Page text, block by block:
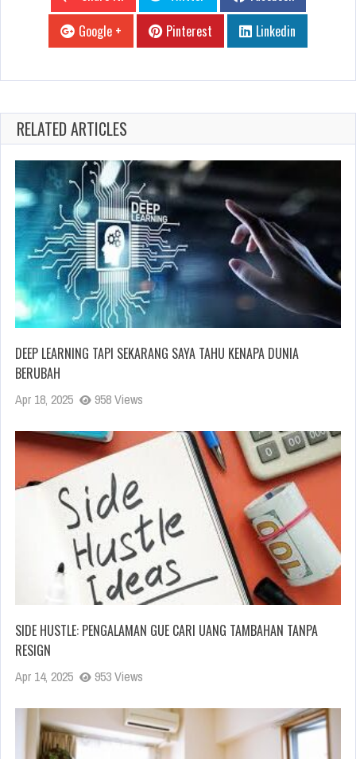
Google +
Pinterest Linkedin
RELATED ARTICLES
DEEP LEARNING TAPI SEKARANG SAYA TAHU KENAPA DUNIA
BERUBAH
Apr 18, 2025 958 Views
SIDE HUSTLE: PENGALAMAN GUE CARI UANG TAMBAHAN TANPA
RESIGN
Apr 14, 2025 953 Views